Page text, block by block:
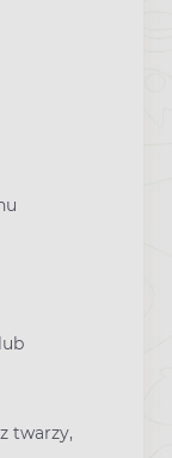
twarzy,